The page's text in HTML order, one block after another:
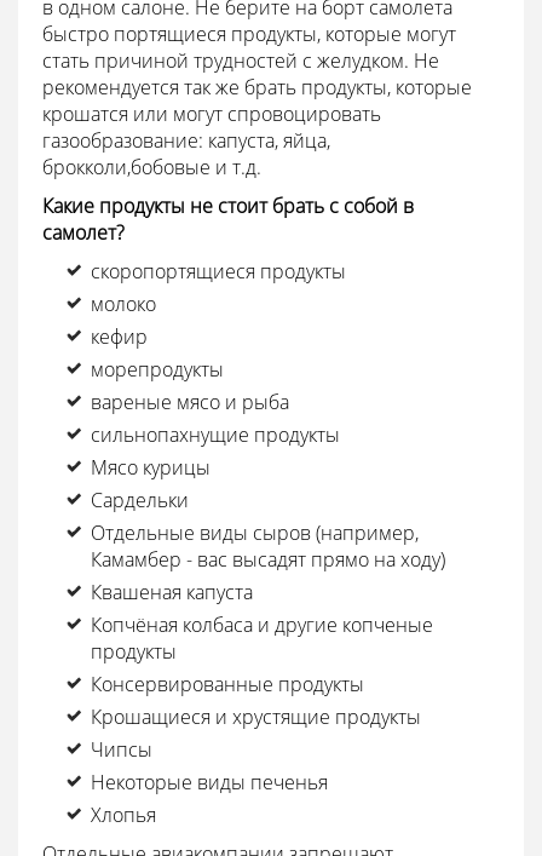
в одном салоне. Не берите на борт самолета
быстро портящиеся продукты, которые могут
стать причиной трудностей с желудком. Не
рекомендуется так же брать продукты, которые
крошатся или могут спровоцировать
газообразование: капуста, яйца,
брокколи,бобовые и т.д.
Какие продукты не стоит брать с собой в
самолет?
скоропортящиеся продукты
молоко
кефир
морепродукты
вареные мясо и рыба
сильнопахнущие продукты
Мясо курицы
Сардельки
Отдельные виды сыров (например,
Камамбер - вас высадят прямо на ходу)
Квашеная капуста
Копчёная колбаса и другие копченые
продукты
Консервированные продукты
Крошащиеся и хрустящие продукты
Чипсы
Некоторые виды печенья
Хлопья